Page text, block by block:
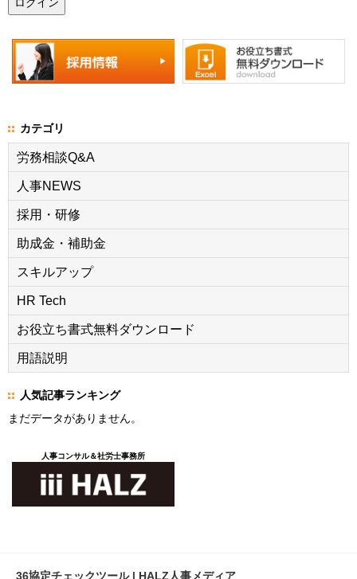
カテゴリ
労務相談Q&A
人事NEWS
採用・研修
助成金・補助金
スキルアップ
HR Tech
お役立ち書式無料ダウンロード
用語説明
人気記事ランキング
まだデータがありません。
人事コンサル＆社労士事務所
36協定チェックツール | HALZ人事メディア